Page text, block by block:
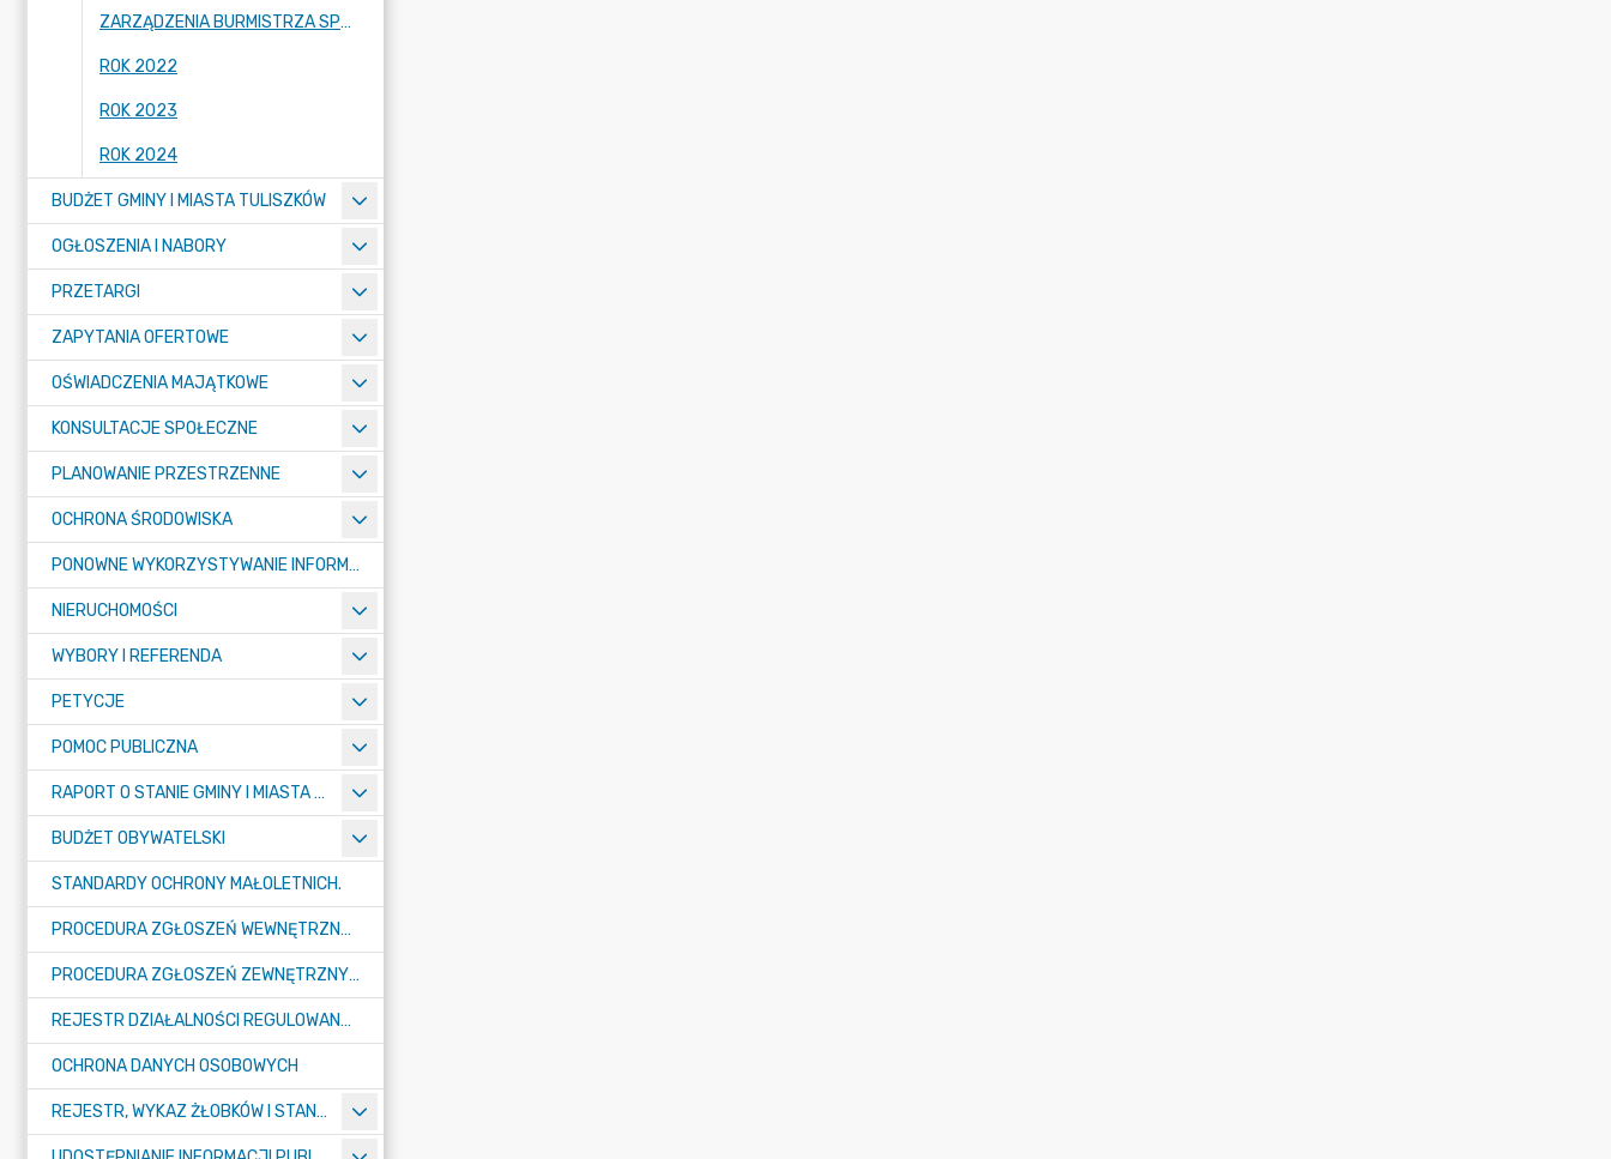
ZARZĄDZENIA BURMISTRZA SPRZED 2022 ROKU
ROK 2022
ROK 2023
ROK 2024
BUDŻET GMINY I MIASTA TULISZKÓW
OGŁOSZENIA I NABORY
PRZETARGI
ZAPYTANIA OFERTOWE
OŚWIADCZENIA MAJĄTKOWE
KONSULTACJE SPOŁECZNE
PLANOWANIE PRZESTRZENNE
OCHRONA ŚRODOWISKA
PONOWNE WYKORZYSTYWANIE INFORMACJI SEKTORA PUBLICZNEGO
NIERUCHOMOŚCI
WYBORY I REFERENDA
PETYCJE
POMOC PUBLICZNA
RAPORT O STANIE GMINY I MIASTA TULISZKÓW
BUDŻET OBYWATELSKI
STANDARDY OCHRONY MAŁOLETNICH.
PROCEDURA ZGŁOSZEŃ WEWNĘTRZNYCH W URZĘDZIE GMINY I MIASTA W TULISZKOWIE
PROCEDURA ZGŁOSZEŃ ZEWNĘTRZNYCH
REJESTR DZIAŁALNOŚCI REGULOWANEJ
OCHRONA DANYCH OSOBOWYCH
REJESTR, WYKAZ ŻŁOBKÓW I STANDARDY OPIEKI NAD DZIEĆMI W WIEKU DO LAT 3